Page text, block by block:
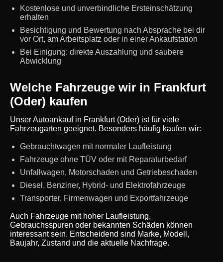
Kostenlose und unverbindliche Ersteinschätzung
erhalten
Besichtigung und Bewertung nach Absprache bei dir
vor Ort, am Arbeitsplatz oder in einer Ankaufstation
Bei Einigung: direkte Auszahlung und saubere
Abwicklung
Welche Fahrzeuge wir in Frankfurt
(Oder) kaufen
Unser Autoankauf in Frankfurt (Oder) ist für viele
Fahrzeugarten geeignet. Besonders häufig kaufen wir:
Gebrauchtwagen mit normaler Laufleistung
Fahrzeuge ohne TÜV oder mit Reparaturbedarf
Unfallwagen, Motorschaden und Getriebeschaden
Diesel, Benziner, Hybrid- und Elektrofahrzeuge
Transporter, Firmenwagen und Exportfahrzeuge
Auch Fahrzeuge mit hoher Laufleistung,
Gebrauchsspuren oder bekannten Schäden können
interessant sein. Entscheidend sind Marke, Modell,
Baujahr, Zustand und die aktuelle Nachfrage.